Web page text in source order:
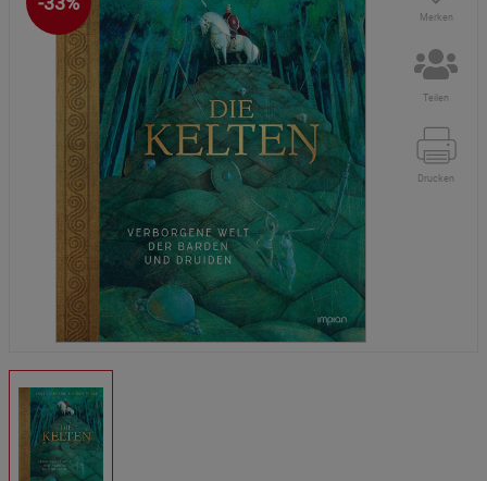
Merken
Teilen
Drucken